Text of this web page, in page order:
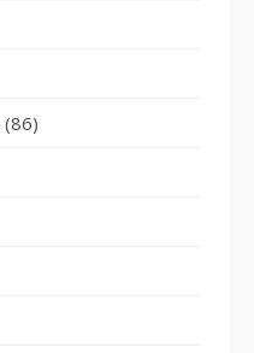
(86)